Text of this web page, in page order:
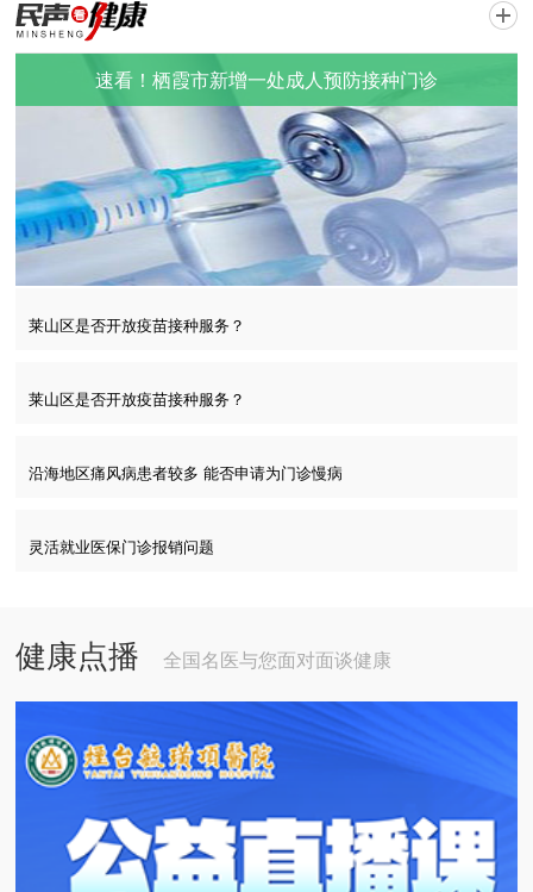
速看！栖霞市新增一处成人预防接种门诊
速看！栖霞市新增一处成人预防接种门诊
莱山区是否开放疫苗接种服务？
莱山区是否开放疫苗接种服务？
沿海地区痛风病患者较多 能否申请为门诊慢病
灵活就业医保门诊报销问题
健康点播 全国名医与您面对面谈健康